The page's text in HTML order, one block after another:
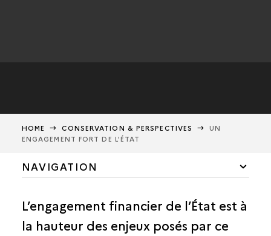
HOME CONSERVATION & PERSPECTIVES
UN
ENGAGEMENT FORT DE L'ÉTAT
NAVIGATION
SANCTUARISATION DE LA COLLINE
L’engagement financier de l’État est à
la hauteur des enjeux posés par ce